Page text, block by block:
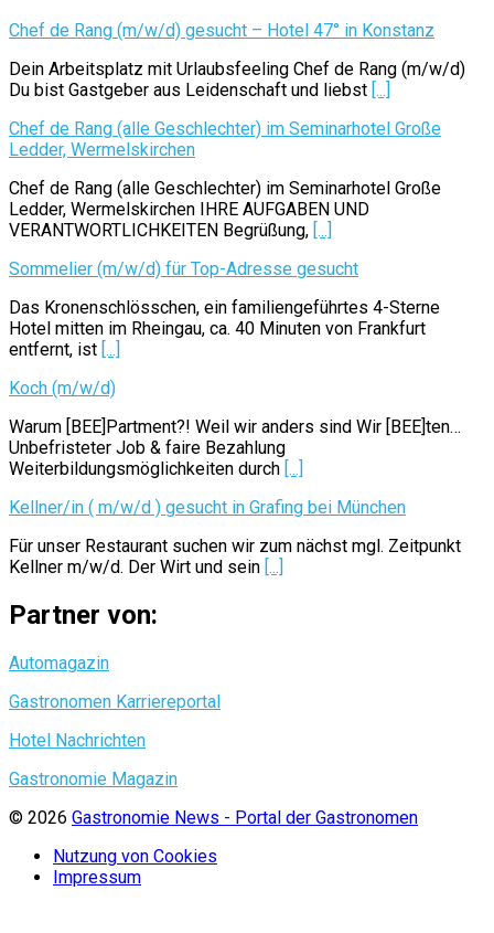
Chef de Rang (m/w/d) gesucht – Hotel 47° in Konstanz
Dein Arbeitsplatz mit Urlaubsfeeling Chef de Rang (m/w/d)
Du bist Gastgeber aus Leidenschaft und liebst [...]
Chef de Rang (alle Geschlechter) im Seminarhotel Große
Ledder, Wermelskirchen
Chef de Rang (alle Geschlechter) im Seminarhotel Große
Ledder, Wermelskirchen IHRE AUFGABEN UND
VERANTWORTLICHKEITEN Begrüßung, [...]
Sommelier (m/w/d) für Top-Adresse gesucht
Das Kronenschlösschen, ein familiengeführtes 4-Sterne
Hotel mitten im Rheingau, ca. 40 Minuten von Frankfurt
entfernt, ist [...]
Koch (m/w/d)
Warum [BEE]Partment?! Weil wir anders sind Wir [BEE]ten…
Unbefristeter Job & faire Bezahlung
Weiterbildungsmöglichkeiten durch [...]
Kellner/in ( m/w/d ) gesucht in Grafing bei München
Für unser Restaurant suchen wir zum nächst mgl. Zeitpunkt
Kellner m/w/d. Der Wirt und sein [...]
Partner von:
Automagazin
Gastronomen Karriereportal
Hotel Nachrichten
Gastronomie Magazin
© 2026 Gastronomie News - Portal der Gastronomen
Nutzung von Cookies
Impressum